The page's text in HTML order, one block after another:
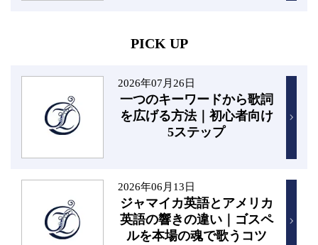
PICK UP
2026年07月26日
一つのキーワードから歌詞
を広げる方法｜初心者向け
5ステップ
2026年06月13日
ジャマイカ英語とアメリカ
英語の響きの違い｜ゴスペ
ルを本場の魂で歌うコツ